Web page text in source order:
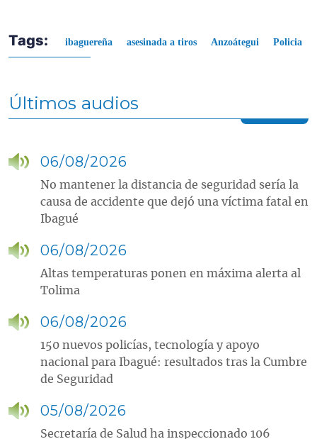
Tags: ibaguereña asesinada a tiros Anzoátegui Policia
Últimos audios
06/08/2026
No mantener la distancia de seguridad sería la
causa de accidente que dejó una víctima fatal en
Ibagué
06/08/2026
Altas temperaturas ponen en máxima alerta al
Tolima
06/08/2026
150 nuevos policías, tecnología y apoyo
nacional para Ibagué: resultados tras la Cumbre
de Seguridad
05/08/2026
Secretaría de Salud ha inspeccionado 106